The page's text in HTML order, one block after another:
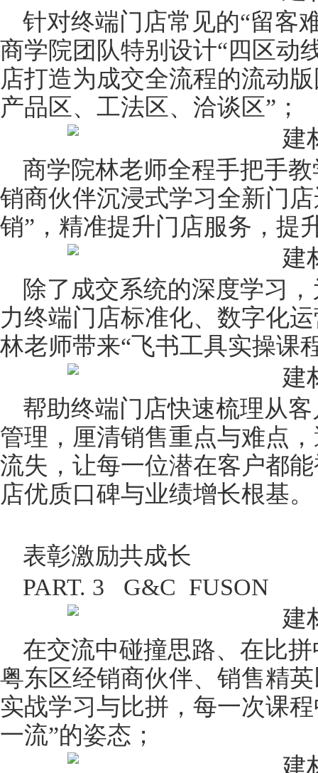
针对终端门店常见的“留客
商学院团队特别设计“四区动
店打造为成交全流程的流动
产品区、工法区、洽谈区”；
商学院林老师全程手把手
销商伙伴沉浸式学习全新门
销”，精准提升门店服务，提
除了成交系统的深度学习
力终端门店标准化、数字化
林老师带来“飞书工具实操课
帮助终端门店快速梳理从
管理，厘清销售重点与难点
流失，让每一位潜在客户都
店优质口碑与业绩增长根基。
表彰激励共成长
PART. 3 G&C FUSON
在交流中碰撞思路、在比
粤东区经销商伙伴、销售精
实战学习与比拼，每一次课
一流”的姿态；